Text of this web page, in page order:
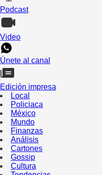
Podcast
Video
Únete al canal
Edición impresa
Local
Policiaca
México
Mundo
Finanzas
Análisis
Cartones
Gossip
Cultura